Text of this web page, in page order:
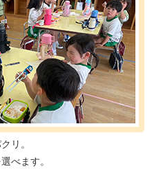
リ。
べます。